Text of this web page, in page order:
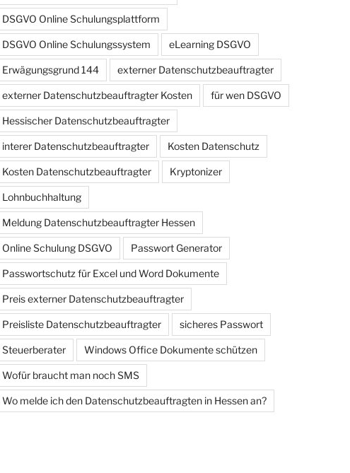
DSGVO Online Schulungsplattform
DSGVO Online Schulungssystem eLearning DSGVO
Erwägungsgrund 144 externer Datenschutzbeauftragter
externer Datenschutzbeauftragter Kosten für wen DSGVO
Hessischer Datenschutzbeauftragter
interer Datenschutzbeauftragter Kosten Datenschutz
Kosten Datenschutzbeauftragter Kryptonizer
Lohnbuchhaltung
Meldung Datenschutzbeauftragter Hessen
Online Schulung DSGVO Passwort Generator
Passwortschutz für Excel und Word Dokumente
Preis externer Datenschutzbeauftragter
Preisliste Datenschutzbeauftragter sicheres Passwort
Steuerberater Windows Office Dokumente schützen
Wofür braucht man noch SMS
Wo melde ich den Datenschutzbeauftragten in Hessen an?